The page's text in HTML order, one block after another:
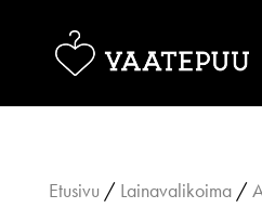
Etusivu / Lainavalikoima/